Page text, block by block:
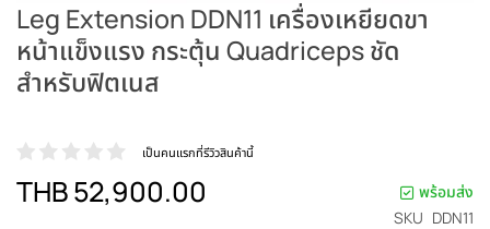
Leg Extension DDN11 เครื่องเหยียดขา
หน้าแข็งแรง กระตุ้น Quadriceps ชัด
สำหรับฟิตเนส
เป็นคนแรกที่รีวิวสินค้านี้
THB 52,900.00
พร้อมส่ง
SKU DDN11